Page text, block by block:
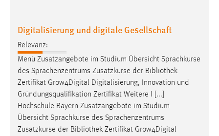
Digitalisierung und digitale Gesellschaft
Relevanz:
Menü Zusatzangebote im Studium Übersicht Sprachkurse
des Sprachenzentrums Zusatzkurse der Bibliothek
Zertifikat Grow4Digital Digitalisierung, Innovation und
Gründungsqualifikation Zertifikat Weitere I [...]
Hochschule Bayern Zusatzangebote im Studium
Übersicht Sprachkurse des Sprachenzentrums
Zusatzkurse der Bibliothek Zertifikat Grow4Digital